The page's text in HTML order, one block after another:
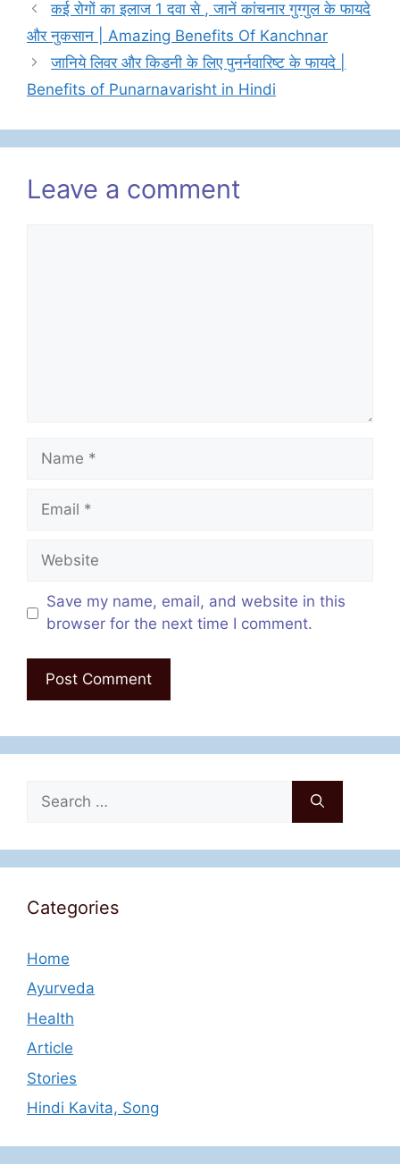
कई रोगों का इलाज 1 दवा से , जानें कांचनार गुग्गुल के फायदे
और नुकसान | Amazing Benefits Of Kanchnar
जानिये लिवर और किडनी के लिए पुनर्नवारिष्ट के फायदे |
Benefits of Punarnavarisht in Hindi
Leave a comment
Name
Email
Website
Save my name, email, and website in this
browser for the next time I comment.
for:
Categories
Home
Ayurveda
Health
Article
Stories
Hindi Kavita, Song